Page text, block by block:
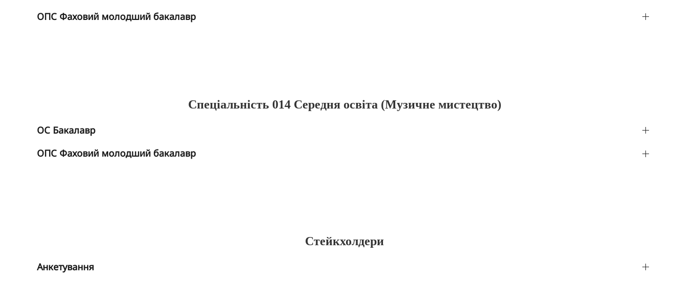
ОПС Фаховий молодший бакалавр
Спеціальність 014 Середня освіта (Музичне мистецтво)
ОС Бакалавр
ОПС Фаховий молодший бакалавр
Стейкхолдери
Анкетування